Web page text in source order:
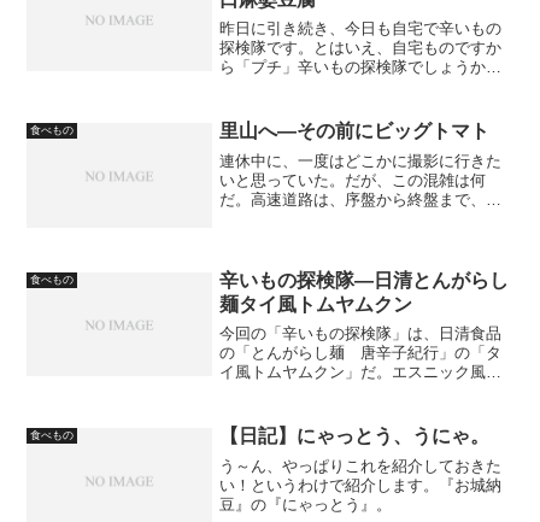
昨日に引き続き、今日も自宅で辛いもの
探検隊です。とはいえ、自宅ものですか
ら「プチ」辛いもの探検隊でしょうか。
う。 メーカーのサイトはこちら。
食べもの 里山へ―その前にビッグトマト
連休中に、一度はどこかに撮影に行きた
いと思っていた。だが、この混雑は何
だ。高速道路は、序盤から終盤まで、ま
由だろう。まったく、一極集...
食べもの
辛いもの探検隊―日清とんがらし
麺タイ風トムヤムクン
今回の「辛いもの探検隊」は、日清食品
の「とんがらし麺 唐辛子紀行」の「タ
イ風トムヤムクン」だ。エスニック風は
るのに惹かれて、購入してしまった。110
円。
食べもの 【日記】にゃっとう、うにゃ。
う～ん、やっぱりこれを紹介しておきた
い！というわけで紹介します。『お城納
豆』の『にゃっとう』。